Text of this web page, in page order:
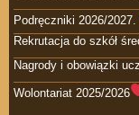
Podręczniki 2026/2027.
Rekrutacja do szkół
Nagrody i obowiązki
Wolontariat 2025/2026